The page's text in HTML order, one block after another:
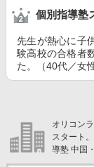
個別指導塾
先生が熱心に子
験高校の合格者
た。（40代／女性
オリコン
スタート
導塾 中国